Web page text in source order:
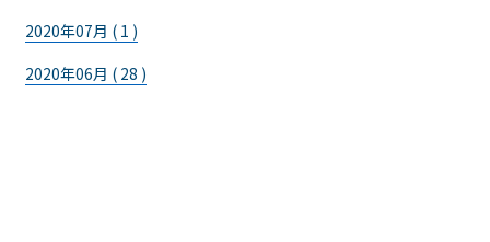
2020年07月 ( 1 )
2020年06月 ( 28 )